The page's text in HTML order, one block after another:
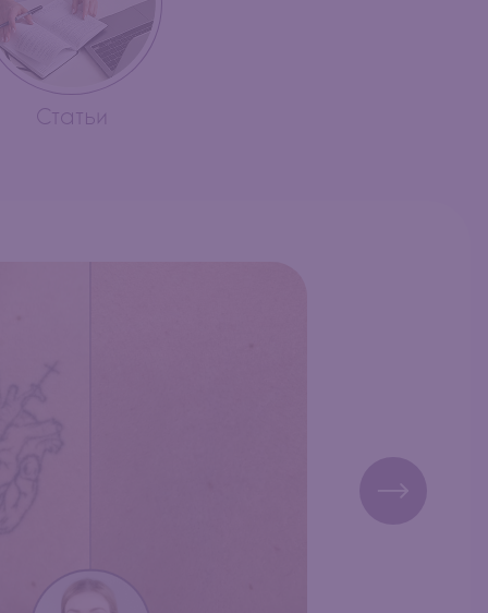
Статьи